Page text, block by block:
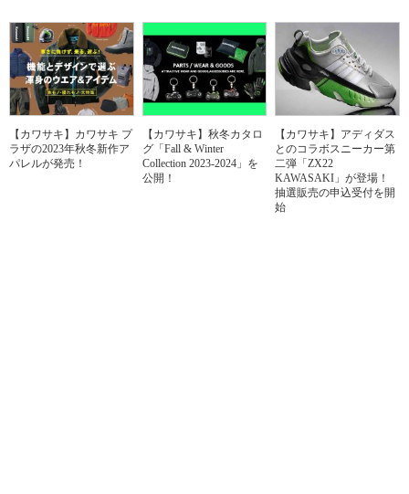
【カワサキ】カワサキ プ
ラザの2023年秋冬新作ア
パレルが発売！
【カワサキ】秋冬カタロ
グ「Fall & Winter
Collection 2023-2024」を
公開！
【カワサキ】アディダス
とのコラボスニーカー第
二弾「ZX22
KAWASAKI」が登場！
抽選販売の申込受付を開
始